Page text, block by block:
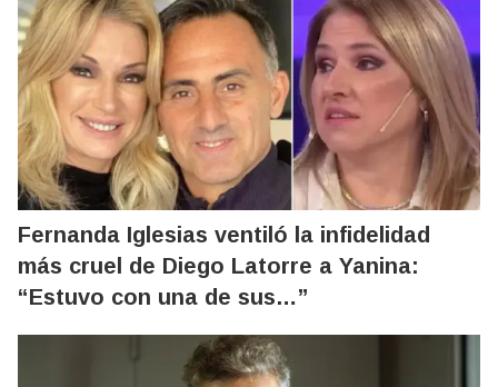
Fernanda Iglesias ventiló la infidelidad
más cruel de Diego Latorre a Yanina:
“Estuvo con una de sus…”